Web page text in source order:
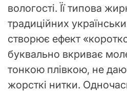
вологості. Її типова
традиційних
створює ефект
буквально вкриває
тонкою плівкою, не
жорсткі нитки.